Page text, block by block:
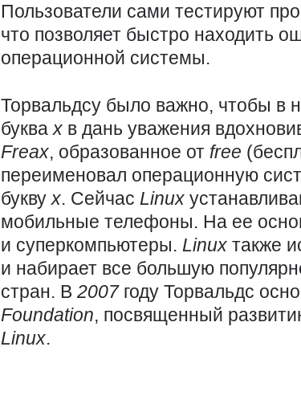
Пользователи сами тестируют
что позволяет быстро находить
операционной системы.
Торвальдсу было важно, чтобы в
буква x в дань уважения
Freax, образованное от free
переименовал операционную
букву x. Сейчас Linux
мобильные телефоны. На ее
и суперкомпьютеры. Linux также
и набирает все большую
стран. В 2007 году Торвальдс
Foundation, посвященный
Linux.